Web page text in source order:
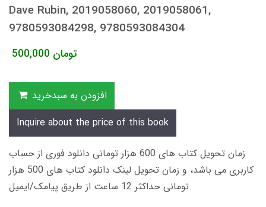
Dave Rubin, 2019058060, 2019058061,
9780593084298, 9780593084304
500,000 تومان
افزودن به سبدخرید
Inquire about the price of this book
زمان تحویل کتاب های 600 هزار تومانی دانلود فوری از حساب
کاربری می باشد، و زمان تحویل لینک دانلود کتاب های 500 هزار
تومانی حداکثر 12 ساعت از طریق پیامک/ایمیل